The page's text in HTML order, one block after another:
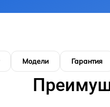
Модели Гарантия